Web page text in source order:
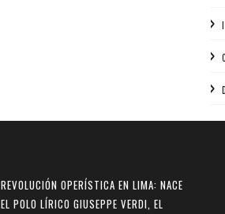
REVOLUCIÓN OPERÍSTICA EN LIMA: NACE
EL POLO LÍRICO GIUSEPPE VERDI, EL